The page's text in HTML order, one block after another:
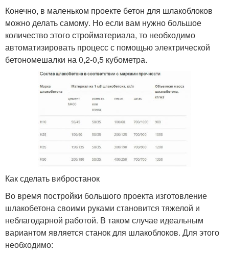
Конечно, в маленьком проекте бетон для шлакоблоков
можно делать самому. Но если вам нужно большое
количество этого стройматериала, то необходимо
автоматизировать процесс с помощью электрической
бетономешалки на 0,2-0,5 кубометра.
Как сделать вибростанок
Во время постройки большого проекта изготовление
шлакобетона своими руками становится тяжелой и
неблагодарной работой. В таком случае идеальным
вариантом является станок для шлакоблоков. Для этого
необходимо: